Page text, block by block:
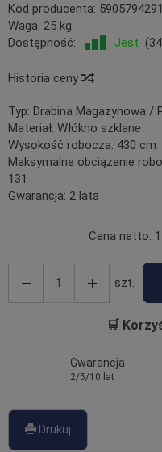
Kod producenta:
Waga: 25 kg
Dostępność:
Jest (34
Historia ceny
Typ: Drabina Magazynowa /
Materiał: Włókno szklane
Wysokość robocza: 430 cm
Maksymalne obciążenie
131
Gwarancja: 2 lata
Cena netto:
szt.
🛒
Gwarancja
2/5/10 lat
Drukuj